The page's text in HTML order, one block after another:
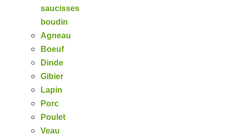
saucisses
boudin
Agneau
Boeuf
Dinde
Gibier
Lapin
Porc
Poulet
Veau